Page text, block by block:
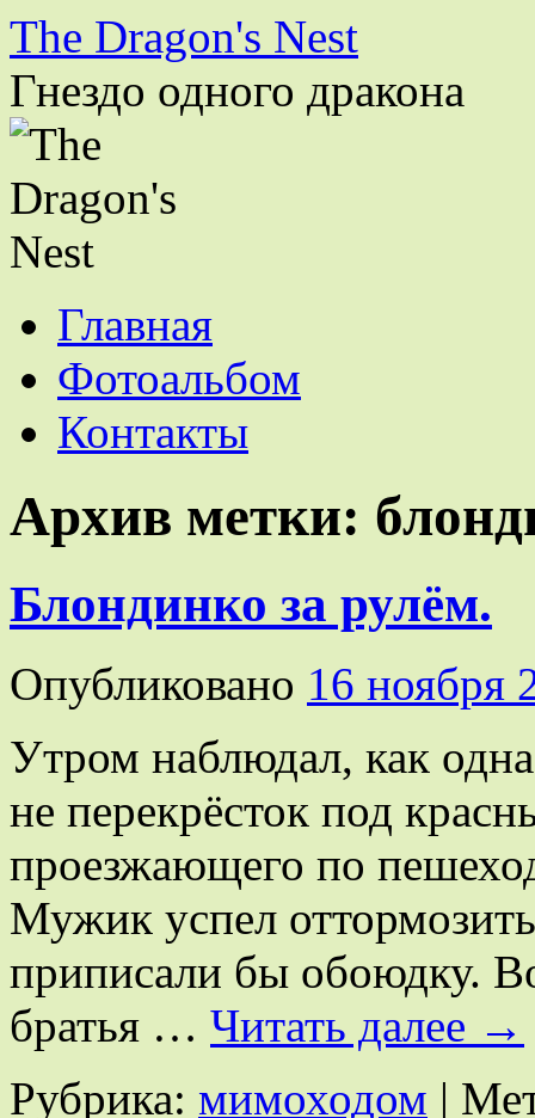
The Dragon's Nest
Гнездо одного дракона
Перейти
содержимому
Главная
Фотоальбом
Контакты
Архив метки:
Блондинко за рулём.
Опубликовано 16 ноября
Утром наблюдал, как
не перекрёсток под
проезжающего по
Мужик успел
приписали бы обоюдку.
братья … Читать далее →
Рубрика: мимоходом |